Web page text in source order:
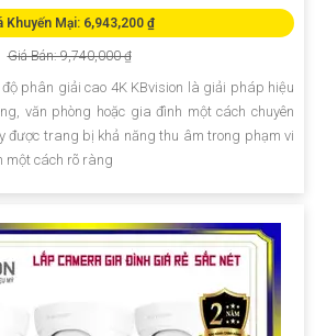
Khuyến Mại: 6,943,200 ₫
Giá Bán: 9,740,000 ₫
phân giải cao 4K KBvision là giải pháp hiệu
văn phòng hoặc gia đình một cách chuyên
được trang bị khả năng thu âm trong phạm vi
một cách rõ ràng